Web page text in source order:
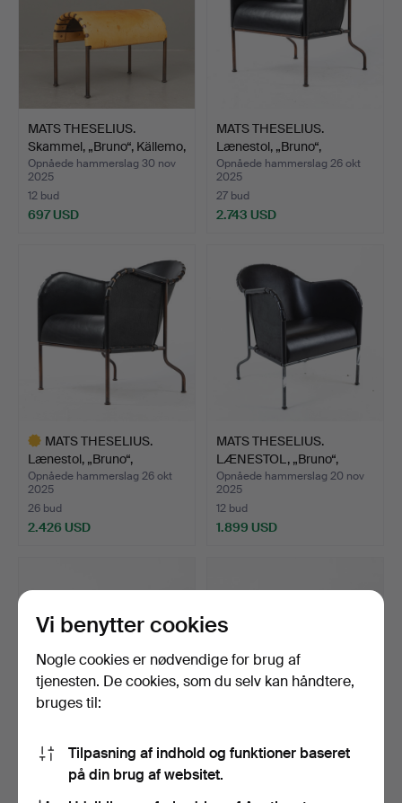
MATS THESELIUS.
Skammel, „Bruno“, Källemo,
…
Opnåede hammerslag 30 nov
2025
12 bud
697 USD
MATS THESELIUS.
Lænestol, „Bruno“,
Källemo…
Opnåede hammerslag 26 okt
2025
27 bud
2.743 USD
MATS THESELIUS.
Lænestol, „Bruno“,
Källemo…
Opnåede hammerslag 26 okt
2025
26 bud
2.426 USD
MATS THESELIUS.
LÆNESTOL, „Bruno“,
Källemo…
Opnåede hammerslag 20 nov
2025
12 bud
1.899 USD
MATS THESELIUS.
Lænestol, "BRUNO", for
MATS THESELIUS.
Lænestol, "BRUNO", for
Vi benytter cookies
Nogle cookies er nødvendige for brug af
tjenesten. De cookies, som du selv kan håndtere,
bruges til:
Tilpasning af indhold og funktioner baseret
på din brug af websitet.